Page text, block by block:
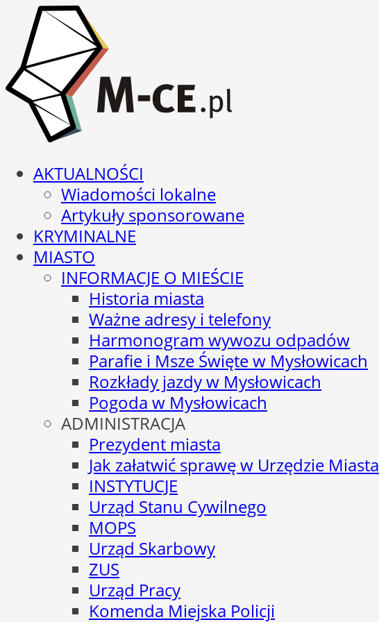
AKTUALNOŚCI
Wiadomości lokalne
Artykuły sponsorowane
KRYMINALNE
MIASTO
INFORMACJE O MIEŚCIE
Historia miasta
Ważne adresy i telefony
Harmonogram wywozu odpadów
Parafie i Msze Święte w Mysłowicach
Rozkłady jazdy w Mysłowicach
Pogoda w Mysłowicach
ADMINISTRACJA
Prezydent miasta
Jak załatwić sprawę w Urzędzie Miasta
INSTYTUCJE
Urząd Stanu Cywilnego
MOPS
Urząd Skarbowy
ZUS
Urząd Pracy
Komenda Miejska Policji